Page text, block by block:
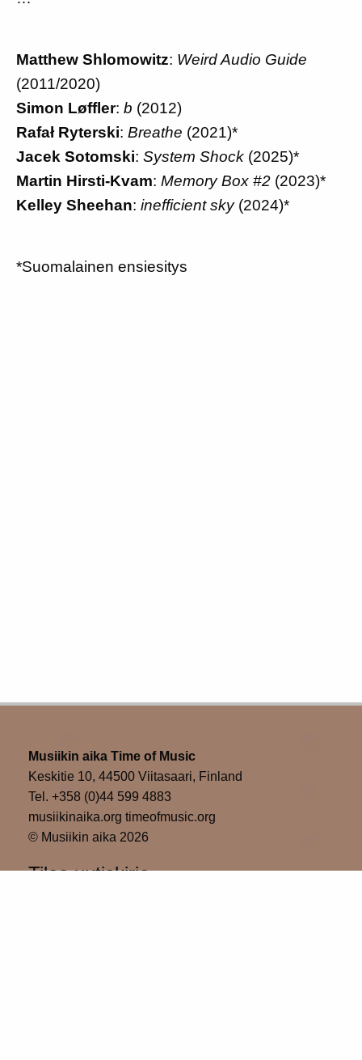
Matthew Shlomowitz: Weird Audio Guide
(2011/2020)
Simon Løffler: b (2012)
Rafał Ryterski: Breathe (2021)*
Jacek Sotomski: System Shock (2025)*
Martin Hirsti-Kvam: Memory Box #2 (2023)*
Kelley Sheehan: inefficient sky(2024)*
*Suomalainen ensiesitys
Musiikin aika Time of Music
Keskitie 10, 44500 Viitasaari, Finland
Tel. +358 (0)44 599 4883
musiikinaika.org timeofmusic.org
© Musiikin aika 2026
Tilaa uutiskirje